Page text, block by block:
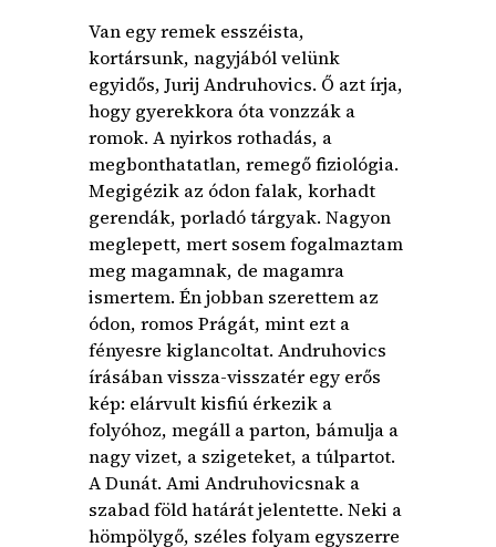
Van egy remek esszéista,
kortársunk, nagyjából velünk
egyidős, Jurij Andruhovics. Ő azt írja,
hogy gyerekkora óta vonzzák a
romok. A nyirkos rothadás, a
megbonthatatlan, remegő fiziológia.
Megigézik az ódon falak, korhadt
gerendák, porladó tárgyak. Nagyon
meglepett, mert sosem fogalmaztam
meg magamnak, de magamra
ismertem. Én jobban szerettem az
ódon, romos Prágát, mint ezt a
fényesre kiglancoltat. Andruhovics
írásában vissza-visszatér egy erős
kép: elárvult kisfiú érkezik a
folyóhoz, megáll a parton, bámulja a
nagy vizet, a szigeteket, a túlpartot.
A Dunát. Ami Andruhovicsnak a
szabad föld határát jelentette. Neki a
hömpölygő, széles folyam egyszerre